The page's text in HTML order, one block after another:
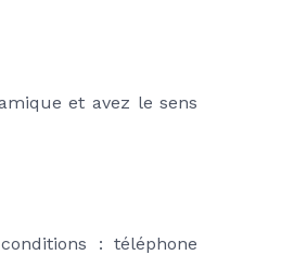
et avez le sens
: téléphone